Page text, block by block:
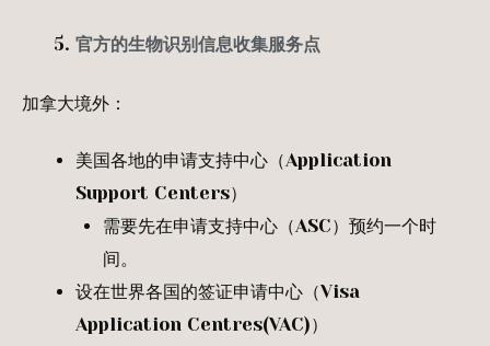
官方的生物识别信息收集服务点
加拿大境外：
美国各地的申请支持中心（Application
Support Centers）
需要先在申请支持中心（ASC）预约一个时
间。
设在世界各国的签证申请中心（Visa
Application Centres(VAC)）